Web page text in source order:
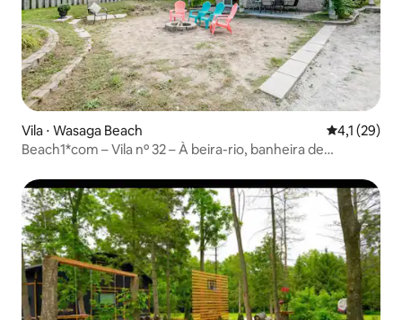
Vila ⋅ Wasaga Beach 4,1 de uma
4,1 (29)
Beach1*com – Vila nº 32 – À beira-rio, banheira de